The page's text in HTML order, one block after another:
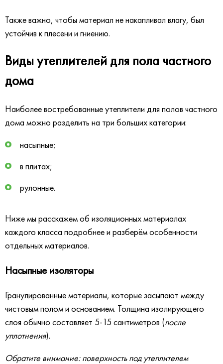
Также важно, чтобы материал не накапливал влагу, был
устойчив к плесени и гниению.
Виды утеплителей для пола частного
дома
Наиболее востребованные утеплители для полов частного
дома можно разделить на три больших категории:
насыпные;
в плитах;
рулонные.
Ниже мы расскажем об изоляционных материалах
каждого класса подробнее и разберём особенности
отдельных материалов.
Насыпные изоляторы
Гранулированные материалы, которые засыпают между
чистовым полом и основанием. Толщина изолирующего
слоя обычно составляет 5-15 сантиметров (после
уплотнения).
Обратите внимание: поверхность под утеплителем